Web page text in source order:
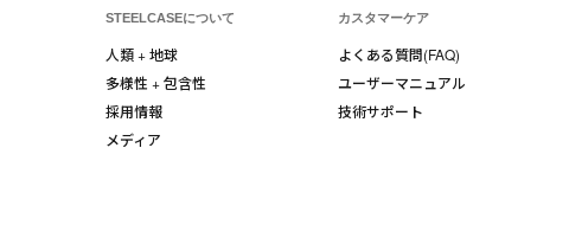
STEELCASEについて
人類 + 地球
多様性 + 包含性
採用情報
メディア
カスタマーケア
よくある質問(FAQ)
ユーザーマニュアル
技術サポート